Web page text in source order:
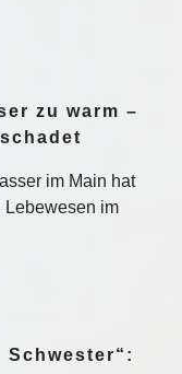
zu warm –
im Main hat
Lebewesen im
Schwester“: